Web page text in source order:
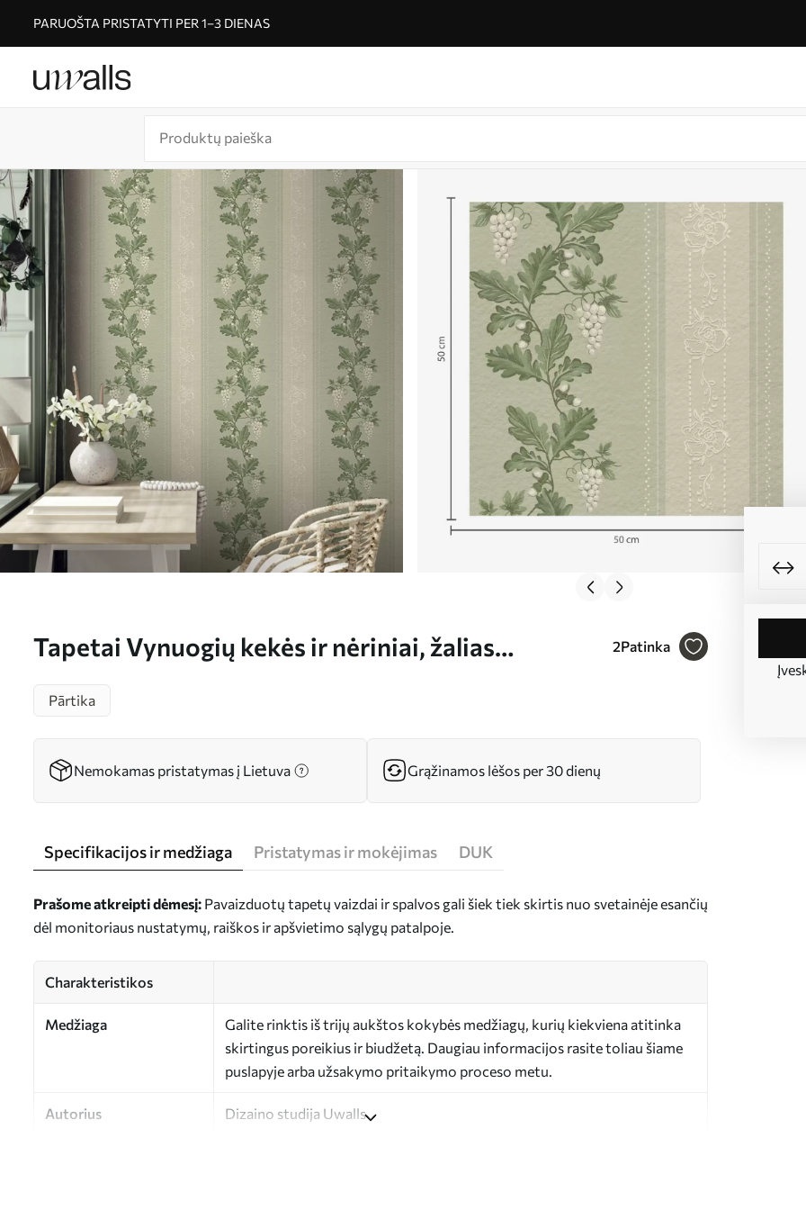
PARUOŠTA PRISTATYTI PER 1–3 DIENAS
Tapetai Vynuogių kekės ir nėriniai, žalias
2Patinka
Pārtika
Nemokamas pristatymas į Lietuva Grąžinamos lėšos per 30 dienų
Specifikacijos ir medžiaga Pristatymas ir mokėjimas DUK
Prašome atkreipti dėmesį: Pavaizduotų tapetų vaizdai ir spalvos gali šiek tiek skirtis nuo svetainėje esančių
dėl monitoriaus nustatymų, raiškos ir apšvietimo sąlygų patalpoje.
Charakteristikos
Medžiaga
Galite rinktis iš trijų aukštos kokybės medžiagų, kurių kiekviena atitinka
skirtingus poreikius ir biudžetą. Daugiau informacijos rasite toliau šiame
puslapyje arba užsakymo pritaikymo proceso metu.
Autorius Dizaino studija Uwalls